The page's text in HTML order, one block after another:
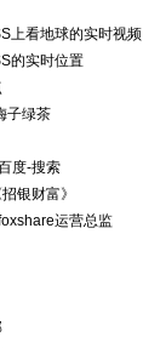
上看地球的实时视频
的实时位置
子绿茶
度-搜索
银财富》
运营总监